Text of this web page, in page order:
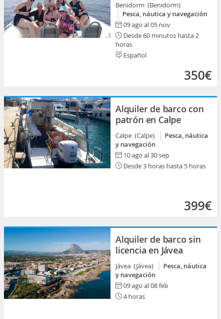
Benidorm (Benidorm)
Pesca, náutica y navegación
09 ago al 05 nov
Desde 60 minutos hasta 2
horas
Español
350€
Alquiler de barco con
patrón en Calpe
Calpe (Calpe)
Pesca, náutica
y navegación
10 ago al 30 sep
Desde 3 horas hasta 5 horas
399€
Alquiler de barco sin
licencia en Jávea
Jávea (Jávea)
Pesca, náutica
y navegación
09 ago al 08 feb
4 horas